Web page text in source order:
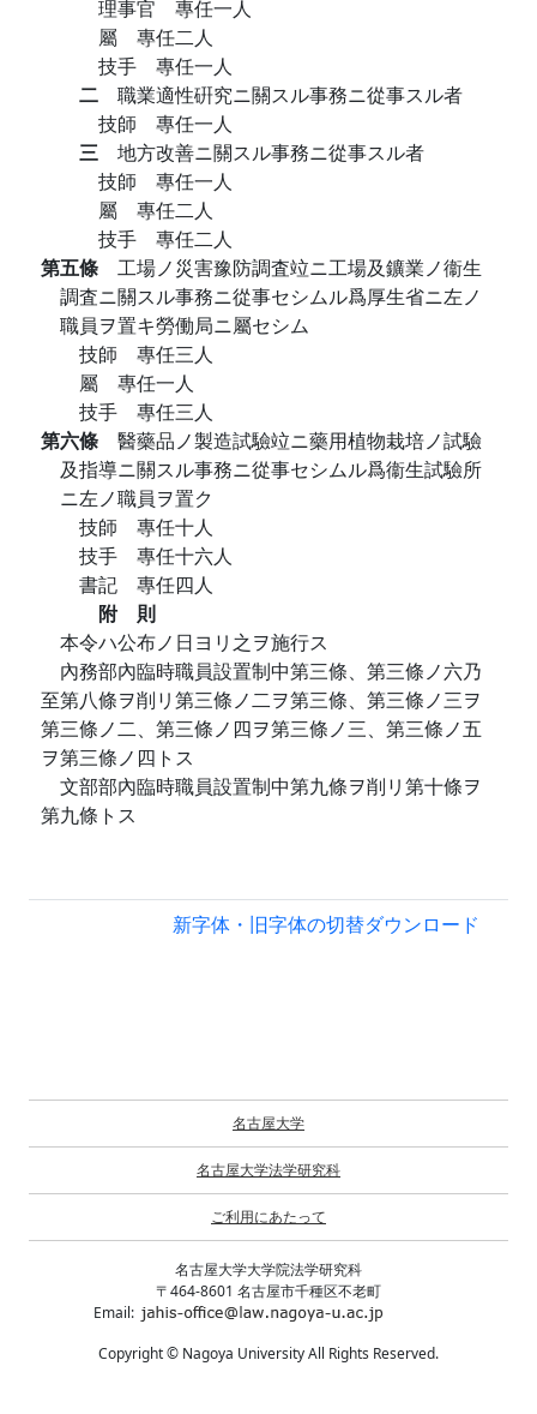
理事官 專任一人
屬 專任二人
技手 專任一人
二 職業適性硏究ニ關スル事務ニ從事スル者
技師 專任一人
三 地方改善ニ關スル事務ニ從事スル者
技師 專任一人
屬 專任二人
技手 專任二人
第五條 工場ノ災害豫防調査竝ニ工場及鑛業ノ衞生
調査ニ關スル事務ニ從事セシムル爲厚生省ニ左ノ
職員ヲ置キ勞働局ニ屬セシム
技師 專任三人
屬 專任一人
技手 專任三人
第六條 醫藥品ノ製造試驗竝ニ藥用植物栽培ノ試驗
及指導ニ關スル事務ニ從事セシムル爲衞生試驗所
ニ左ノ職員ヲ置ク
技師 專任十人
技手 專任十六人
書記 專任四人
附 則
本令ハ公布ノ日ヨリ之ヲ施行ス
內務部內臨時職員設置制中第三條、第三條ノ六乃
至第八條ヲ削リ第三條ノ二ヲ第三條、第三條ノ三ヲ
第三條ノ二、第三條ノ四ヲ第三條ノ三、第三條ノ五
ヲ第三條ノ四トス
文部部內臨時職員設置制中第九條ヲ削リ第十條ヲ
第九條トス
新字体・旧字体の切替ダウンロード
名古屋大学
名古屋大学法学研究科
ご利用にあたって
名古屋大学大学院法学研究科
〒464-8601 名古屋市千種区不老町
Email:
Copyright © Nagoya University All Rights Reserved.